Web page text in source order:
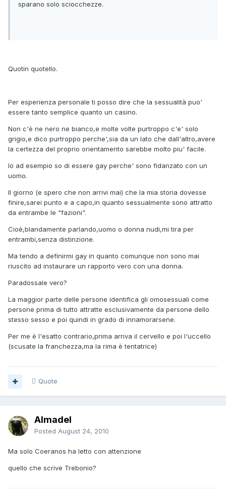
sparano solo sciocchezze.
Quotin quotello.
Per esperienza personale ti posso dire che la sessualità puo'
essere tanto semplice quanto un casino.
Non c'è ne nero ne bianco,e molte volte purtroppo c'e' solo
grigio,e dico purtroppo perche',sia da un lato che dall'altro,avere
la certezza del proprio orientamento sarebbe molto piu' facile.
Io ad esempio so di essere gay perche' sono fidanzato con un
uomo.
Il giorno (e spero che non arrivi mai) che la mia storia dovesse
finire,sarei punto e a capo,in quanto sessualmente sono attratto
da entrambe le "fazioni".
Cioè,blandamente parlando,uomo o donna nudi,mi tira per
entrambi,senza distinzione.
Ma tendo a definirmi gay in quanto comunque non sono mai
riuscito ad instaurare un rapporto vero con una donna.
Paradossale vero?
La maggior parte delle persone identifica gli omosessuali come
persone prima di tutto attratte esclusivamente da persone dello
stesso sesso e poi quindi in grado di innamorarsene.
Per me è l'esatto contrario,prima arriva il cervello e poi l'uccello
(scusate la franchezza,ma la rima è tentatrice)
Quote
Almadel
Posted August 24, 2010
Ma solo Coeranos ha letto con attenzione
quello che scrive Trebonio?